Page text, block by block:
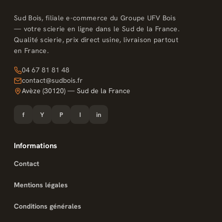
Sud Bois, filiale e-commerce du Groupe UFV Bois
— votre scierie en ligne dans le Sud de la France.
Qualité scierie, prix direct usine, livraison partout
en France.
04 67 81 81 48
contact@sudbois.fr
Avèze (30120) — Sud de la France
f Y P I in
Informations
Contact
Mentions légales
Conditions générales